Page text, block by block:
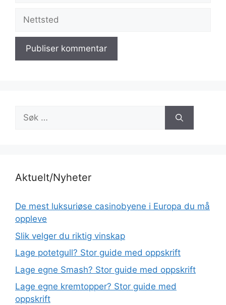
Nettsted
Søk
etter:
Aktuelt/Nyheter
De mest luksuriøse casinobyene i Europa du må
oppleve
Slik velger du riktig vinskap
Lage potetgull? Stor guide med oppskrift
Lage egne Smash? Stor guide med oppskrift
Lage egne kremtopper? Stor guide med
oppskrift